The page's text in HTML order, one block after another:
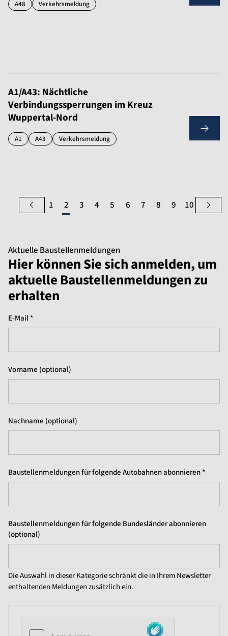
A48 Verkehrsmeldung
A1/A43: Nächtliche
Verbindungssperrungen im Kreuz
Wuppertal-Nord
A1 A43 Verkehrsmeldung
1 2 3 4 5 6 7 8 9 10
Aktuelle Baustellenmeldungen
Hier können Sie sich anmelden, um
aktuelle Baustellenmeldungen zu
erhalten
E-Mail *
Vorname (optional)
Nachname (optional)
Baustellenmeldungen für folgende Autobahnen abonnieren *
Baustellenmeldungen für folgende Bundesländer abonnieren
(optional)
Die Auswahl in dieser Kategorie schränkt die in Ihrem Newsletter
enthaltenden Meldungen zusätzlich ein.